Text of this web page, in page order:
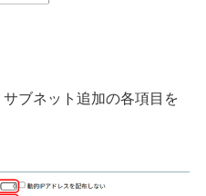
ブネット追加の各項目を